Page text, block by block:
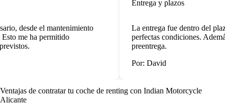
desde el mantenimiento
me ha permitido
Entrega y plazos
La entrega fue dentro del
perfectas condiciones.
preentrega.
Por: David
Ventajas de contratar tu coche de renting con Indian Motorcycle
Alicante